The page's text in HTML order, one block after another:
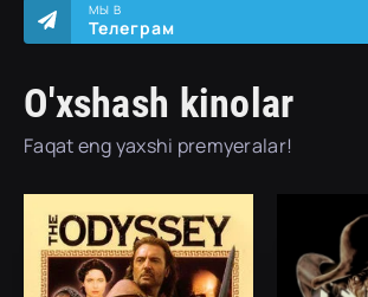
O'xshash kinolar
Faqat eng yaxshi premyeralar!
МЫ В
Телеграм